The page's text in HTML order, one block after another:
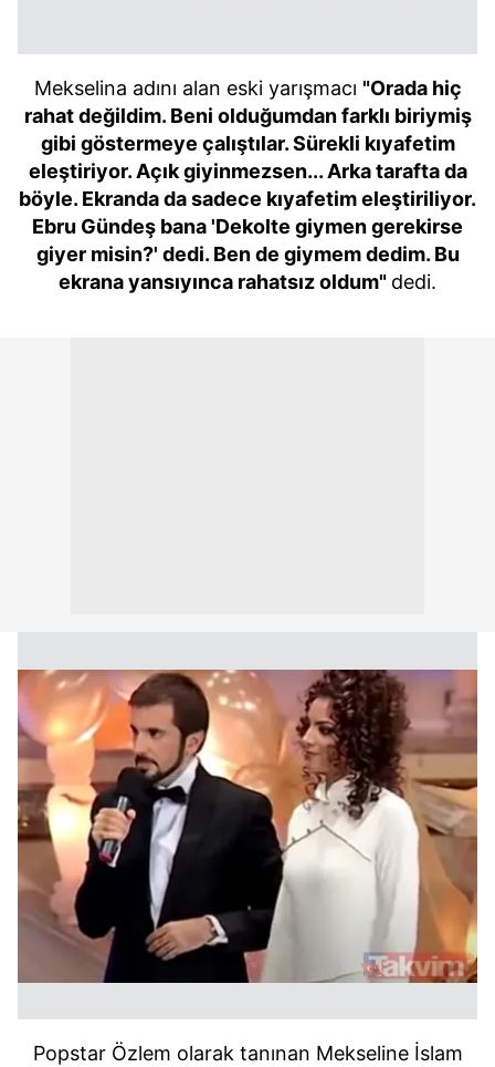
Mekselina adını alan eski yarışmacı "Orada hiç
rahat değildim. Beni olduğumdan farklı biriymiş
gibi göstermeye çalıştılar. Sürekli kıyafetim
eleştiriyor. Açık giyinmezsen... Arka tarafta da
böyle. Ekranda da sadece kıyafetim eleştiriliyor.
Ebru Gündeş bana 'Dekolte giymen gerekirse
giyer misin?' dedi. Ben de giymem dedim. Bu
ekrana yansıyınca rahatsız oldum" dedi.
Popstar Özlem olarak tanınan Mekseline İslam